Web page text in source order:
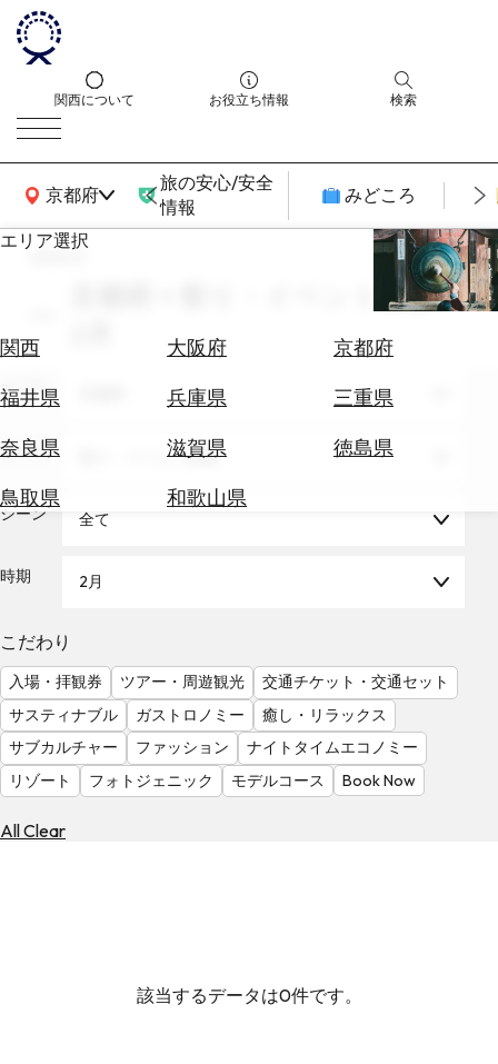
関西について お役立ち情報 検索
京都府
関西広域MAP
旅の安心/安全
情報
みどころ
エリア選択
関西 大阪府
京都府
福井県
兵庫県
三重県
奈良県
滋賀県
徳島県
鳥取県
和歌山県
エ
券
テ
を
る
気
を
見
る
search
京都府 × 祭り・イベント体験 ×
エリア
テーマ 祭り・イベント体験
シーン 全て
時期 2月
こだわり
入場・拝観券 ツアー・周遊観光
交通チケット・交通セット
サスティナブル
ガストロノミー
癒し・リラックス
サブカルチャー
ファッション
ナイトタイムエコノミー
リゾート
フォトジェニック モデルコース Book Now
All Clear
該当するデータは0件です。